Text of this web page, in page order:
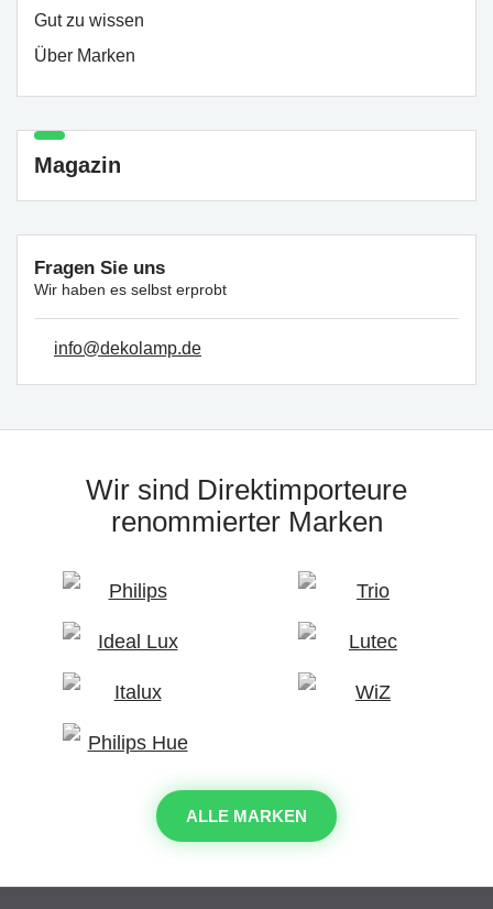
Gut zu wissen
Über Marken
Magazin
Fragen Sie uns
Wir haben es selbst erprobt
info@dekolamp.de
Wir sind Direktimporteure
renommierter Marken
ALLE MARKEN